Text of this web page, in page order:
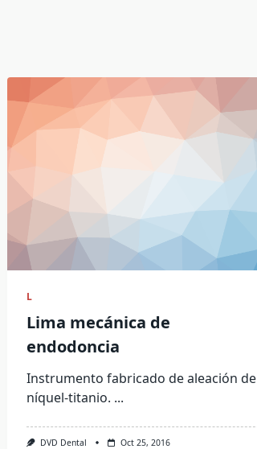
L
Lima mecánica de
endodoncia
Instrumento fabricado de aleación de
níquel-titanio. ...
DVD Dental Oct 25, 2016